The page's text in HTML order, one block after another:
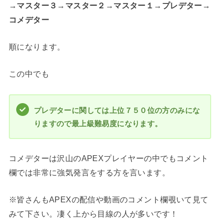
→マスター３→マスター２→マスター１→プレデター→
コメデター
順になります。
この中でも
プレデターに関しては上位７５０位の方のみにな
りますので最上級難易度になります。
コメデターは沢山のAPEXプレイヤーの中でもコメント
欄では非常に強気発言をする方を言います。
※皆さんもAPEXの配信や動画のコメント欄覗いて見て
みて下さい。凄く上から目線の人が多いです！